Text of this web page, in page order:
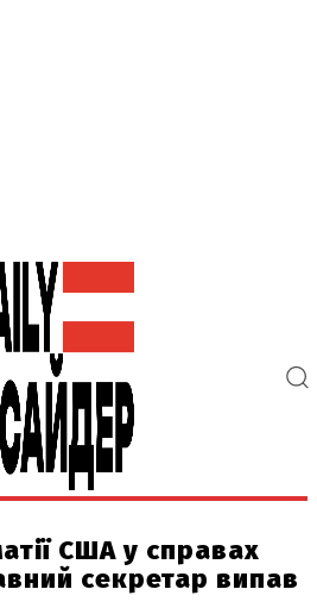
США у справах
секретар випав